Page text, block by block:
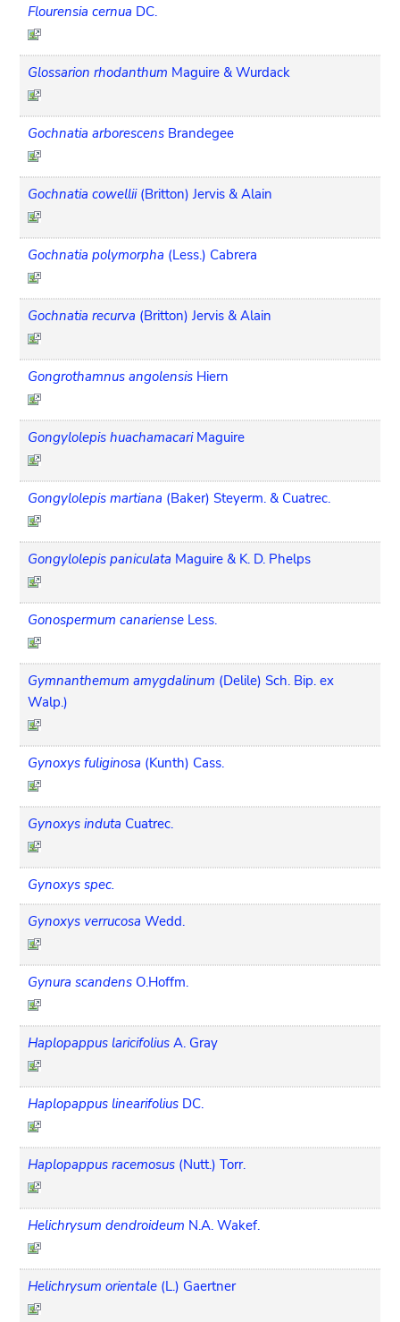
Flourensia cernua DC.
Glossarion rhodanthum Maguire & Wurdack
Gochnatia arborescens Brandegee
Gochnatia cowellii (Britton) Jervis & Alain
Gochnatia polymorpha (Less.) Cabrera
Gochnatia recurva (Britton) Jervis & Alain
Gongrothamnus angolensis Hiern
Gongylolepis huachamacari Maguire
Gongylolepis martiana (Baker) Steyerm. & Cuatrec.
Gongylolepis paniculata Maguire & K. D. Phelps
Gonospermum canariense Less.
Gymnanthemum amygdalinum (Delile) Sch. Bip. ex
Walp.)
Gynoxys fuliginosa (Kunth) Cass.
Gynoxys induta Cuatrec.
Gynoxys spec.
Gynoxys verrucosa Wedd.
Gynura scandens O.Hoffm.
Haplopappus laricifolius A. Gray
Haplopappus linearifolius DC.
Haplopappus racemosus (Nutt.) Torr.
Helichrysum dendroideum N.A. Wakef.
Helichrysum orientale (L.) Gaertner